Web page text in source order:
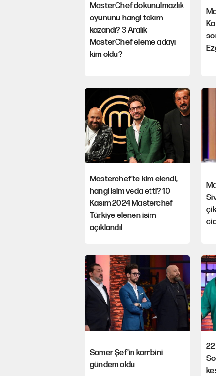
MasterChef dokunulmazlık
oyununu hangi takım
kazandı? 3 Aralık
MasterChef eleme adayı
kim oldu?
Masterchef'te kim elendi,
hangi isim veda etti? 10
Kasım 2024 Masterchef
Türkiye elenen isim
açıklandı!
Somer Şef'in kombini
gündem oldu